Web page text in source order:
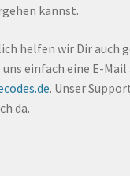
kannst.
helfen wir Dir auch
einfach eine E-Mail
. Unser
da.